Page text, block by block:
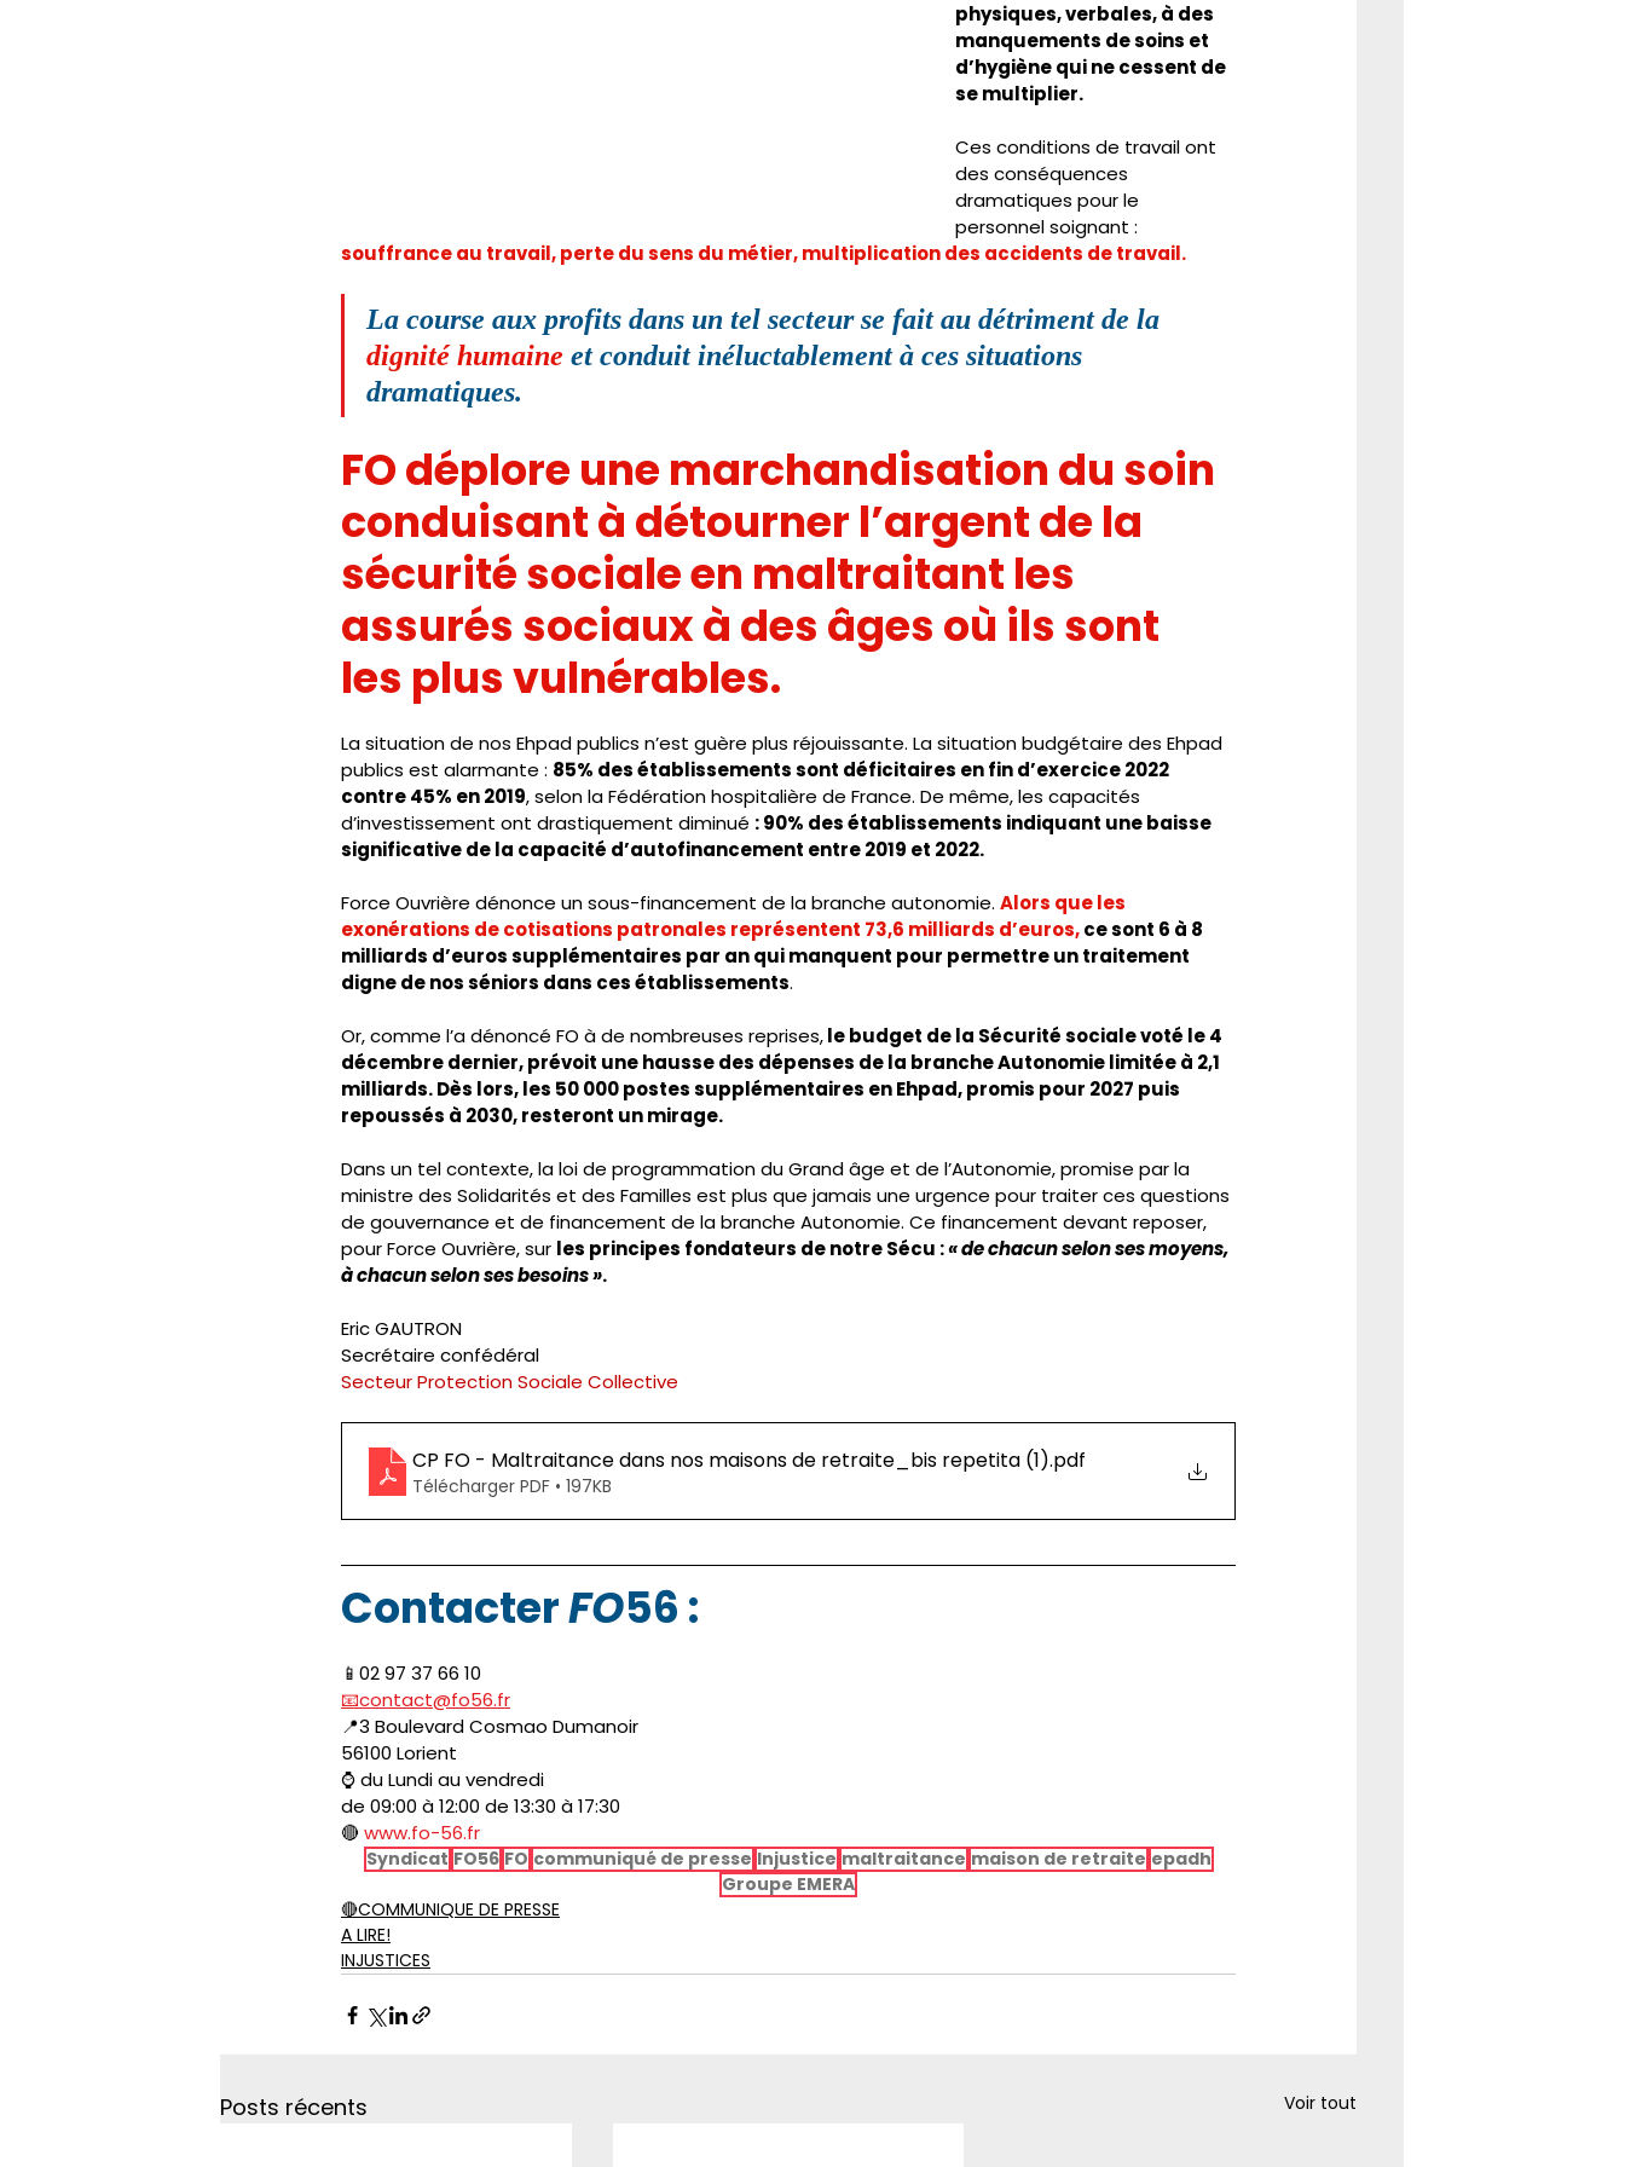
physiques, verbales, à des
manquements de soins et
d’hygiène qui ne cessent de
se multiplier.
Ces conditions de travail ont
des conséquences
dramatiques pour le
personnel soignant :
souffrance au travail, perte du sens du métier, multiplication des accidents de travail.
La course aux profits dans un tel secteur se fait au détriment de la
dignité humaine et conduit inéluctablement à ces situations
dramatiques.
FO déplore une marchandisation du soin
conduisant à détourner l’argent de la
sécurité sociale en maltraitant les
assurés sociaux à des âges où ils sont
les plus vulnérables.
La situation de nos Ehpad publics n’est guère plus réjouissante. La situation budgétaire des Ehpad
publics est alarmante : 85% des établissements sont déficitaires en fin d’exercice 2022
contre 45% en 2019, selon la Fédération hospitalière de France. De même, les capacités
d’investissement ont drastiquement diminué : 90% des établissements indiquant une baisse
significative de la capacité d’autofinancement entre 2019 et 2022.
Force Ouvrière dénonce un sous-financement de la branche autonomie. Alors que les
exonérations de cotisations patronales représentent 73,6 milliards d’euros, ce sont 6 à 8
milliards d’euros supplémentaires par an qui manquent pour permettre un traitement
digne de nos séniors dans ces établissements.
Or, comme l’a dénoncé FO à de nombreuses reprises, le budget de la Sécurité sociale voté le 4
décembre dernier, prévoit une hausse des dépenses de la branche Autonomie limitée à 2,1
milliards. Dès lors, les 50 000 postes supplémentaires en Ehpad, promis pour 2027 puis
repoussés à 2030, resteront un mirage.
Dans un tel contexte, la loi de programmation du Grand âge et de l’Autonomie, promise par la
ministre des Solidarités et des Familles est plus que jamais une urgence pour traiter ces questions
de gouvernance et de financement de la branche Autonomie. Ce financement devant reposer,
pour Force Ouvrière, sur les principes fondateurs de notre Sécu : « de chacun selon ses moyens,
à chacun selon ses besoins ».
Eric GAUTRON
Secrétaire confédéral
Secteur Protection Sociale Collective
CP FO - Maltraitance dans nos maisons de retraite_bis repetita (1).pdf
Télécharger PDF • 197KB
Contacter FO56 :
📱 02 97 37 66 10
📧contact@fo56.fr
📍3 Boulevard Cosmao Dumanoir
56100 Lorient
⌚ du Lundi au vendredi
de 09:00 à 12:00 de 13:30 à 17:30
🔴 www.fo-56.fr
Syndicat FO56 FO communiqué de presse Injustice maltraitance maison de retraite epadh
Groupe EMERA
🔴COMMUNIQUE DE PRESSE
A LIRE!
INJUSTICES
Posts récents Voir tout